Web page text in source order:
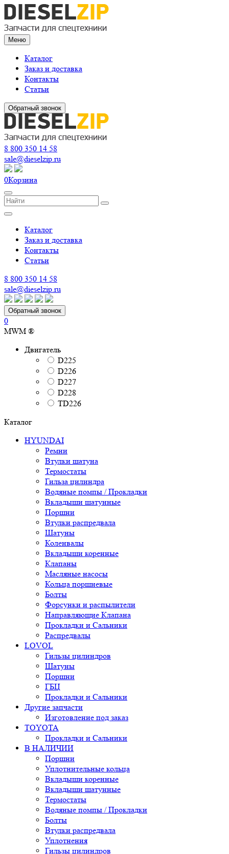
Меню
Каталог
Заказ и доставка
Контакты
Статьи
Обратный звонок
8 800 350 14 58
sale@dieselzip.ru
0Корзина
Каталог
Заказ и доставка
Контакты
Статьи
8 800 350 14 58
sale@dieselzip.ru
Обратный звонок
0
MWM ®
Двигатель
D225
D226
D227
D228
TD226
Каталог
HYUNDAI
Ремни
Втулки шатуна
Термостаты
Гильза цилиндра
Водяные помпы / Прокладки
Вкладыши шатунные
Поршни
Втулки распредвала
Шатуны
Коленвалы
Вкладыши коренные
Клапаны
Масляные насосы
Кольца поршневые
Болты
Форсунки и распылители
Направляющие Клапана
Прокладки и Сальники
Распредвалы
LOVOL
Гильзы цилиндров
Шатуны
Поршни
ГБЦ
Прокладки и Сальники
Другие запчасти
Изготовление под заказ
TOYOTA
Прокладки и Сальники
В НАЛИЧИИ
Поршни
Уплотнительные кольца
Вкладыши коренные
Вкладыши шатунные
Термостаты
Водяные помпы / Прокладки
Болты
Втулки распредвала
Уплотнения
Гильзы цилиндров